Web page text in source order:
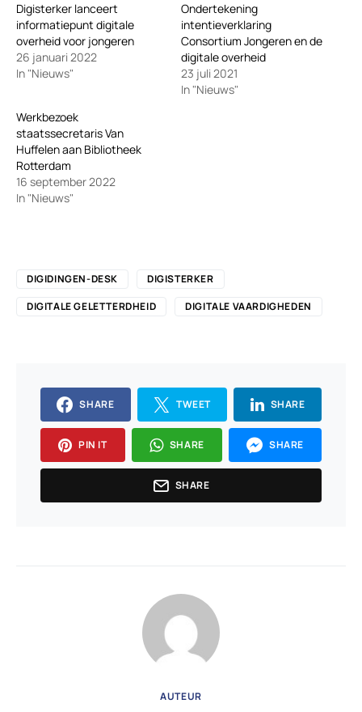
Digisterker lanceert
informatiepunt digitale
overheid voor jongeren
26 januari 2022
In "Nieuws"
Ondertekening
intentieverklaring
Consortium Jongeren en de
digitale overheid
23 juli 2021
In "Nieuws"
Werkbezoek
staatssecretaris Van
Huffelen aan Bibliotheek
Rotterdam
16 september 2022
In "Nieuws"
DIGIDINGEN-DESK
DIGISTERKER
DIGITALE GELETTERDHEID
DIGITALE VAARDIGHEDEN
SHARE TWEET SHARE
PIN IT SHARE SHARE
SHARE
AUTEUR